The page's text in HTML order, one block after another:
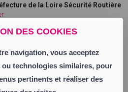
DES COOKIES
navigation, vous acceptez
technologies similaires, pour
pertinents et réaliser des
de la Loire Sécurité Routière
- Destok Numero 6